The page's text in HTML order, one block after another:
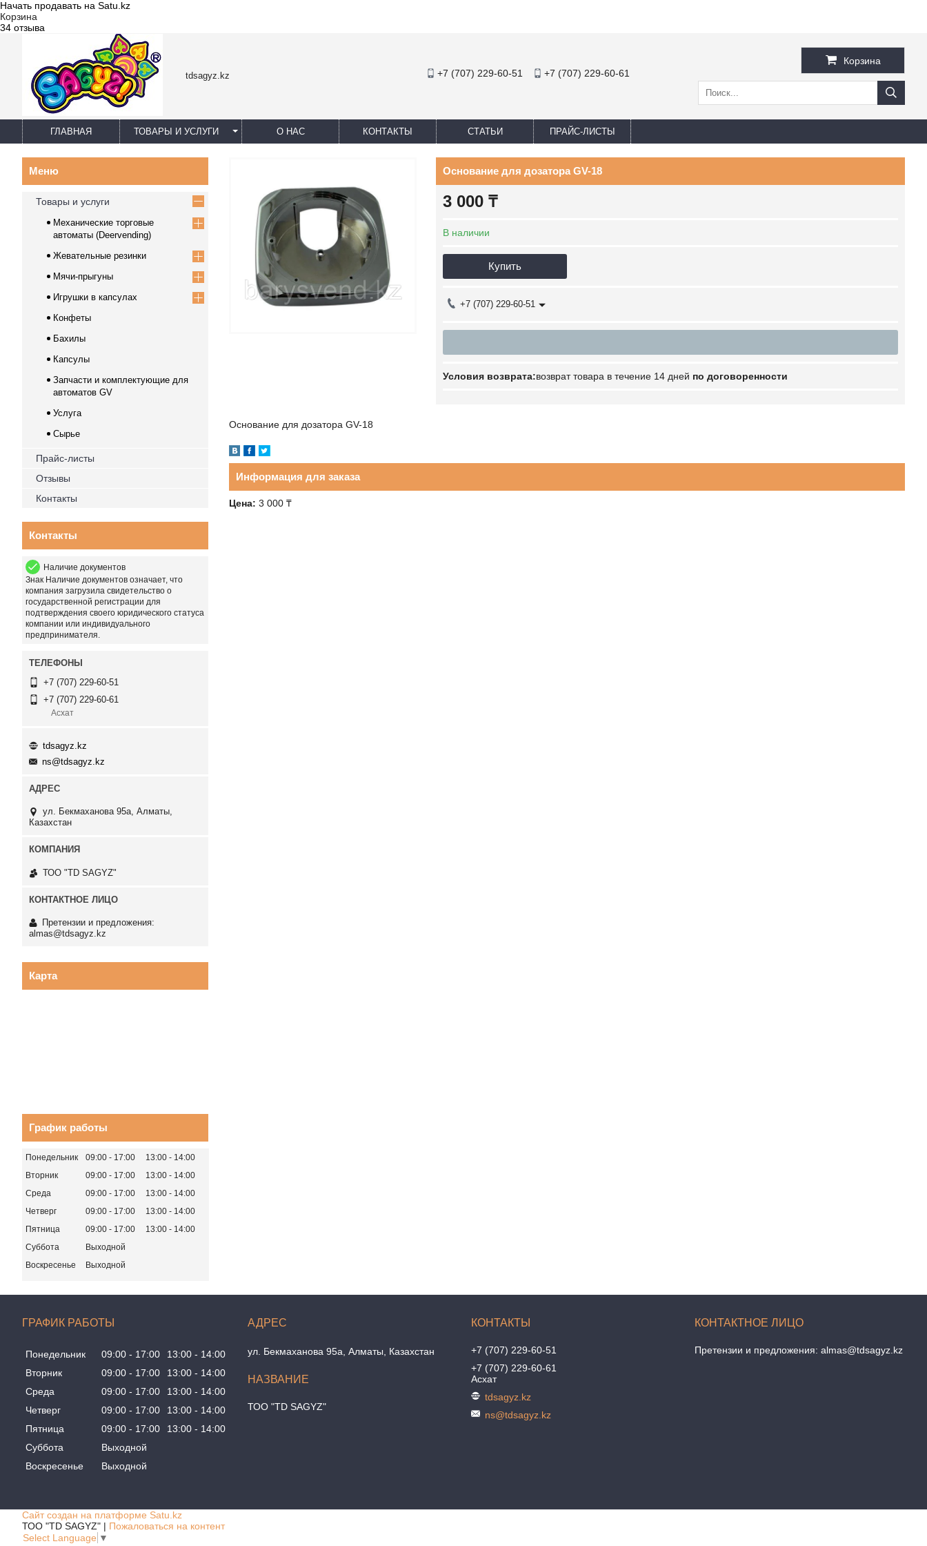
Начать продавать на Satu.kz
Корзина
34 отзыва
tdsagyz.kz +7 (707) 229-60-51 +7 (707) 229-60-61
Корзина
ГЛАВНАЯ ТОВАРЫ И УСЛУГИ О НАС КОНТАКТЫ СТАТЬИ ПРАЙС-ЛИСТЫ
Основание для дозатора GV-18
3 000 ₸
В наличии
Купить
+7 (707) 229-60-51
возврат товара в течение 14 дней по договоренности
Основание для дозатора GV-18
Информация для заказа
Цена: 3 000 ₸
Товары и услуги
Механические торговые
автоматы (Deervending)
Жевательные резинки
Мячи-прыгуны
Игрушки в капсулах
Конфеты
Бахилы
Капсулы
Запчасти и комплектующие для
автоматов GV
Услуга
Сырье
Прайс-листы
Отзывы
Контакты
Контакты
Наличие документов
Знак Наличие документов означает, что
компания загрузила свидетельство о
государственной регистрации для
подтверждения своего юридического статуса
компании или индивидуального
предпринимателя.
+7 (707) 229-60-51
+7 (707) 229-60-61
Асхат
tdsagyz.kz
ns@tdsagyz.kz
ул. Бекмаханова 95а, Алматы,
Казахстан
ТОО "TD SAGYZ"
Претензии и предложения:
almas@tdsagyz.kz
Карта
График работы
Понедельник 09:00 17:00 13:00
14:00
Вторник
09:00 17:00 13:00
14:00
Среда
09:00 17:00 13:00
14:00
Четверг
09:00 17:00 13:00
14:00
Пятница
09:00 17:00 13:00
14:00
Суббота
Выходной
Воскресенье
Выходной
ГРАФИК РАБОТЫ
Понедельник 09:00 17:00 13:00
14:00
Вторник
09:00 17:00 13:00
14:00
Среда
09:00 17:00 13:00
14:00
Четверг
09:00 17:00 13:00
14:00
Пятница
09:00 17:00 13:00
14:00
Суббота
Выходной
Воскресенье
Выходной
ул. Бекмаханова 95а, Алматы, Казахстан
ТОО "TD SAGYZ"
+7 (707) 229-60-51
+7 (707) 229-60-61
Асхат
tdsagyz.kz
ns@tdsagyz.kz
Претензии и предложения: almas@tdsagyz.kz
Сайт создан на платформе Satu.kz
ТОО "TD SAGYZ" | Пожаловаться на контент
Select Language ▼